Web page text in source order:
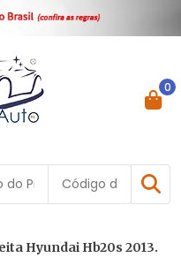
0
Hyundai Hb20s 2013.